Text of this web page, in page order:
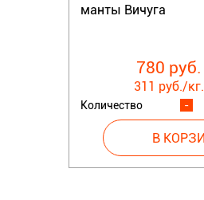
манты Вичуга
780 руб.
311 руб./кг.
Количество -